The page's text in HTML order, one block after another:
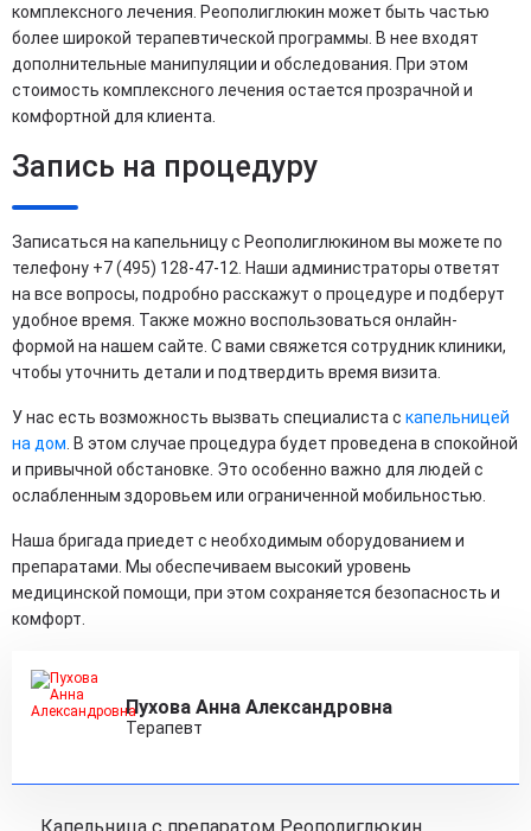
комплексного лечения. Реополиглюкин может быть частью
более широкой терапевтической программы. В нее входят
дополнительные манипуляции и обследования. При этом
стоимость комплексного лечения остается прозрачной и
комфортной для клиента.
Запись на процедуру
Записаться на капельницу с Реополиглюкином вы можете по
телефону +7 (495) 128-47-12. Наши администраторы ответят
на все вопросы, подробно расскажут о процедуре и подберут
удобное время. Также можно воспользоваться онлайн-
формой на нашем сайте. С вами свяжется сотрудник клиники,
чтобы уточнить детали и подтвердить время визита.
У нас есть возможность вызвать специалиста с капельницей
на дом . В этом случае процедура будет проведена в спокойной
и привычной обстановке. Это особенно важно для людей с
ослабленным здоровьем или ограниченной мобильностью.
Наша бригада приедет с необходимым оборудованием и
препаратами. Мы обеспечиваем высокий уровень
медицинской помощи, при этом сохраняется безопасность и
комфорт.
Пухова Анна Александровна
Терапевт
Капельница с препаратом Реополиглюкин